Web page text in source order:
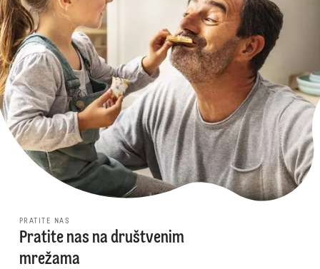
PRATITE NAS
Pratite nas na društvenim
mrežama